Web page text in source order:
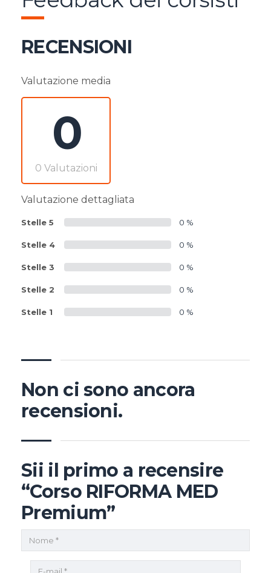
RECENSIONI
Valutazione media
0
0 Valutazioni
Valutazione dettagliata
Stelle 5 0 %
Stelle 4 0 %
Stelle 3 0 %
Stelle 2 0 %
Stelle 1 0 %
Non ci sono ancora
recensioni.
Sii il primo a recensire
“Corso RIFORMA MED
Premium”